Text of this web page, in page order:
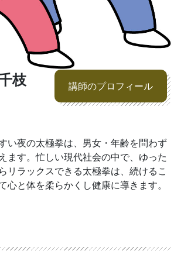
枝 講師のプロフィール
い夜の太極拳は、男女・年齢を問わず
ます。忙しい現代社会の中で、ゆった
リラックスできる太極拳は、続けるこ
心と体を柔らかくし健康に導きます。